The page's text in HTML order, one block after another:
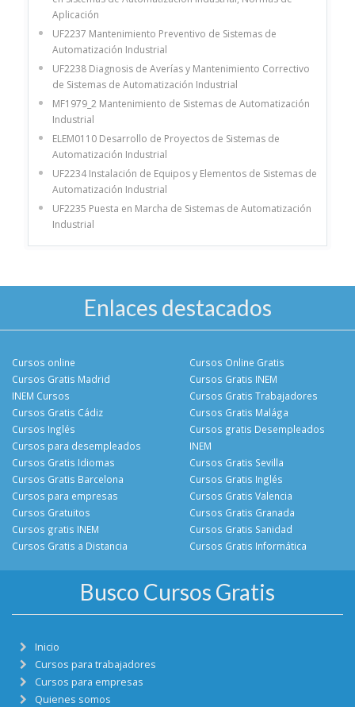
Aplicación
UF2237 Mantenimiento Preventivo de Sistemas de
Automatización Industrial
UF2238 Diagnosis de Averías y Mantenimiento Correctivo
de Sistemas de Automatización Industrial
MF1979_2 Mantenimiento de Sistemas de Automatización
Industrial
ELEM0110 Desarrollo de Proyectos de Sistemas de
Automatización Industrial
UF2234 Instalación de Equipos y Elementos de Sistemas de
Automatización Industrial
UF2235 Puesta en Marcha de Sistemas de Automatización
Industrial
Enlaces destacados
Cursos online
Cursos Gratis Madrid
INEM Cursos
Cursos Gratis Cádiz
Cursos Online Gratis
Cursos Gratis INEM
Cursos Gratis Trabajadores
Cursos Gratis Malága
Cursos Inglés
Cursos para desempleados
Cursos Gratis Idiomas
Cursos Gratis Barcelona
Cursos gratis Desempleados
INEM
Cursos Gratis Sevilla
Cursos Gratis Inglés
Cursos para empresas
Cursos Gratuitos
Cursos gratis INEM
Cursos Gratis a Distancia
Cursos Gratis Valencia
Cursos Gratis Granada
Cursos Gratis Sanidad
Cursos Gratis Informática
Busco Cursos Gratis
Inicio
Cursos para trabajadores
Cursos para empresas
Quienes somos